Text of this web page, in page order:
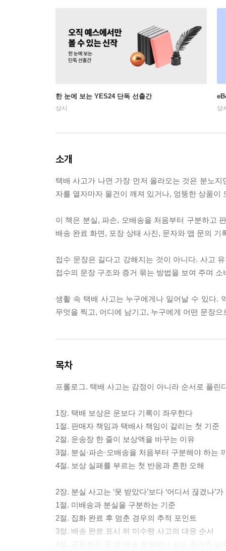
한 눈에 보는 YES24 단독 선출간
상시 상
소개
택배 사고가 나면 가장 먼저 올라오는 것은 분노
자를 열자마자 물건이 깨져 있거나, 엉뚱한 상품
이 책은 분실, 파손, 오배송을 처음부터 구분하고
배송 완료 화면, 포장 상태 사진, 문자와 앱 문의
접수 문장은 길다고 강해지는 것이 아니다. 사고
접수의 문장 구조와 증거 묶는 방법을 보여 주며
생활 속 택배 사고는 누구에게나 일어날 수 있다.
무엇을 찍고, 어디에 남기고, 누구에게 어떤 문장
목차
프롤로그. 택배 사고는 감정이 아니라 순서로 풀린
1장. 택배 보상은 운보다 기록이 좌우한다
1절. 판매자 책임과 택배사 책임이 갈리는 첫 기준
2절. 운송장 한 줄이 보상액을 바꾸는 이유
3절. 분실·파손·오배송을 처음부터 구분해야 하는
4절. 보상 실패를 부르는 첫 반응과 흔한 오해
2장. 분실 사고는 ‘못 받았다’보다 ‘어디서 끊겼나’
1절. 미배송과 분실을 구분하는 기준
2절. 집화 완료 후 멈춘 경우의 추적 포인트
3절. 배송 완료 표시 뒤 미수령 사고의 대응 순서